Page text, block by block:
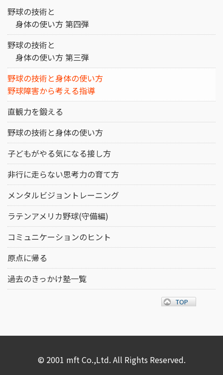
野球の技術と
身体の使い方 第四弾
野球の技術と
身体の使い方 第三弾
野球の技術と身体の使い方
野球障害から考える指導
直観力を鍛える
野球の技術と身体の使い方
子どもがやる気になる接し方
非行に走らない思考力の育て方
メンタルビジョントレーニング
ラテンアメリカ野球(守備編)
コミュニケーションのヒント
原点に帰る
過去のきっかけ塾一覧
TOP
© 2001 mft Co.,Ltd. All Rights Reserved.